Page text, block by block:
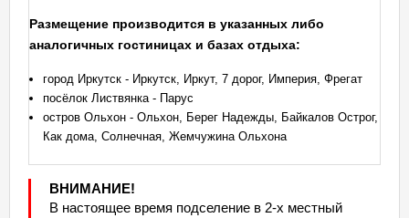
Размещение производится в указанных либо
аналогичных гостиницах и базах отдыха:
город Иркутск - Иркутск, Иркут, 7 дорог, Империя, Фрегат
посёлок Листвянка - Парус
остров Ольхон - Ольхон, Берег Надежды, Байкалов Острог,
Как дома, Солнечная, Жемчужина Ольхона
ВНИМАНИЕ!
В настоящее время подселение в 2-х местный